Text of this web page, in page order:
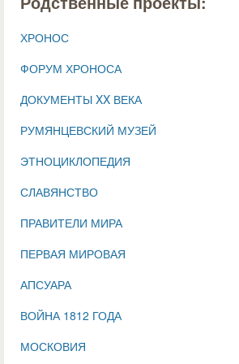
ХРОНОС
ФОРУМ ХРОНОСА
ДОКУМЕНТЫ XX ВЕКА
РУМЯНЦЕВСКИЙ МУЗЕЙ
ЭТНОЦИКЛОПЕДИЯ
СЛАВЯНСТВО
ПРАВИТЕЛИ МИРА
ПЕРВАЯ МИРОВАЯ
АПСУАРА
ВОЙНА 1812 ГОДА
МОСКОВИЯ